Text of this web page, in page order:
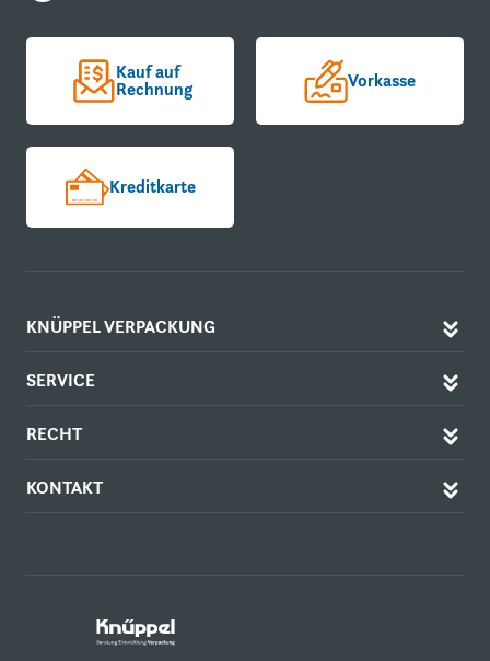
Kauf auf
Rechnung Vorkasse
Kreditkarte
KNÜPPEL VERPACKUNG
SERVICE
RECHT
KONTAKT